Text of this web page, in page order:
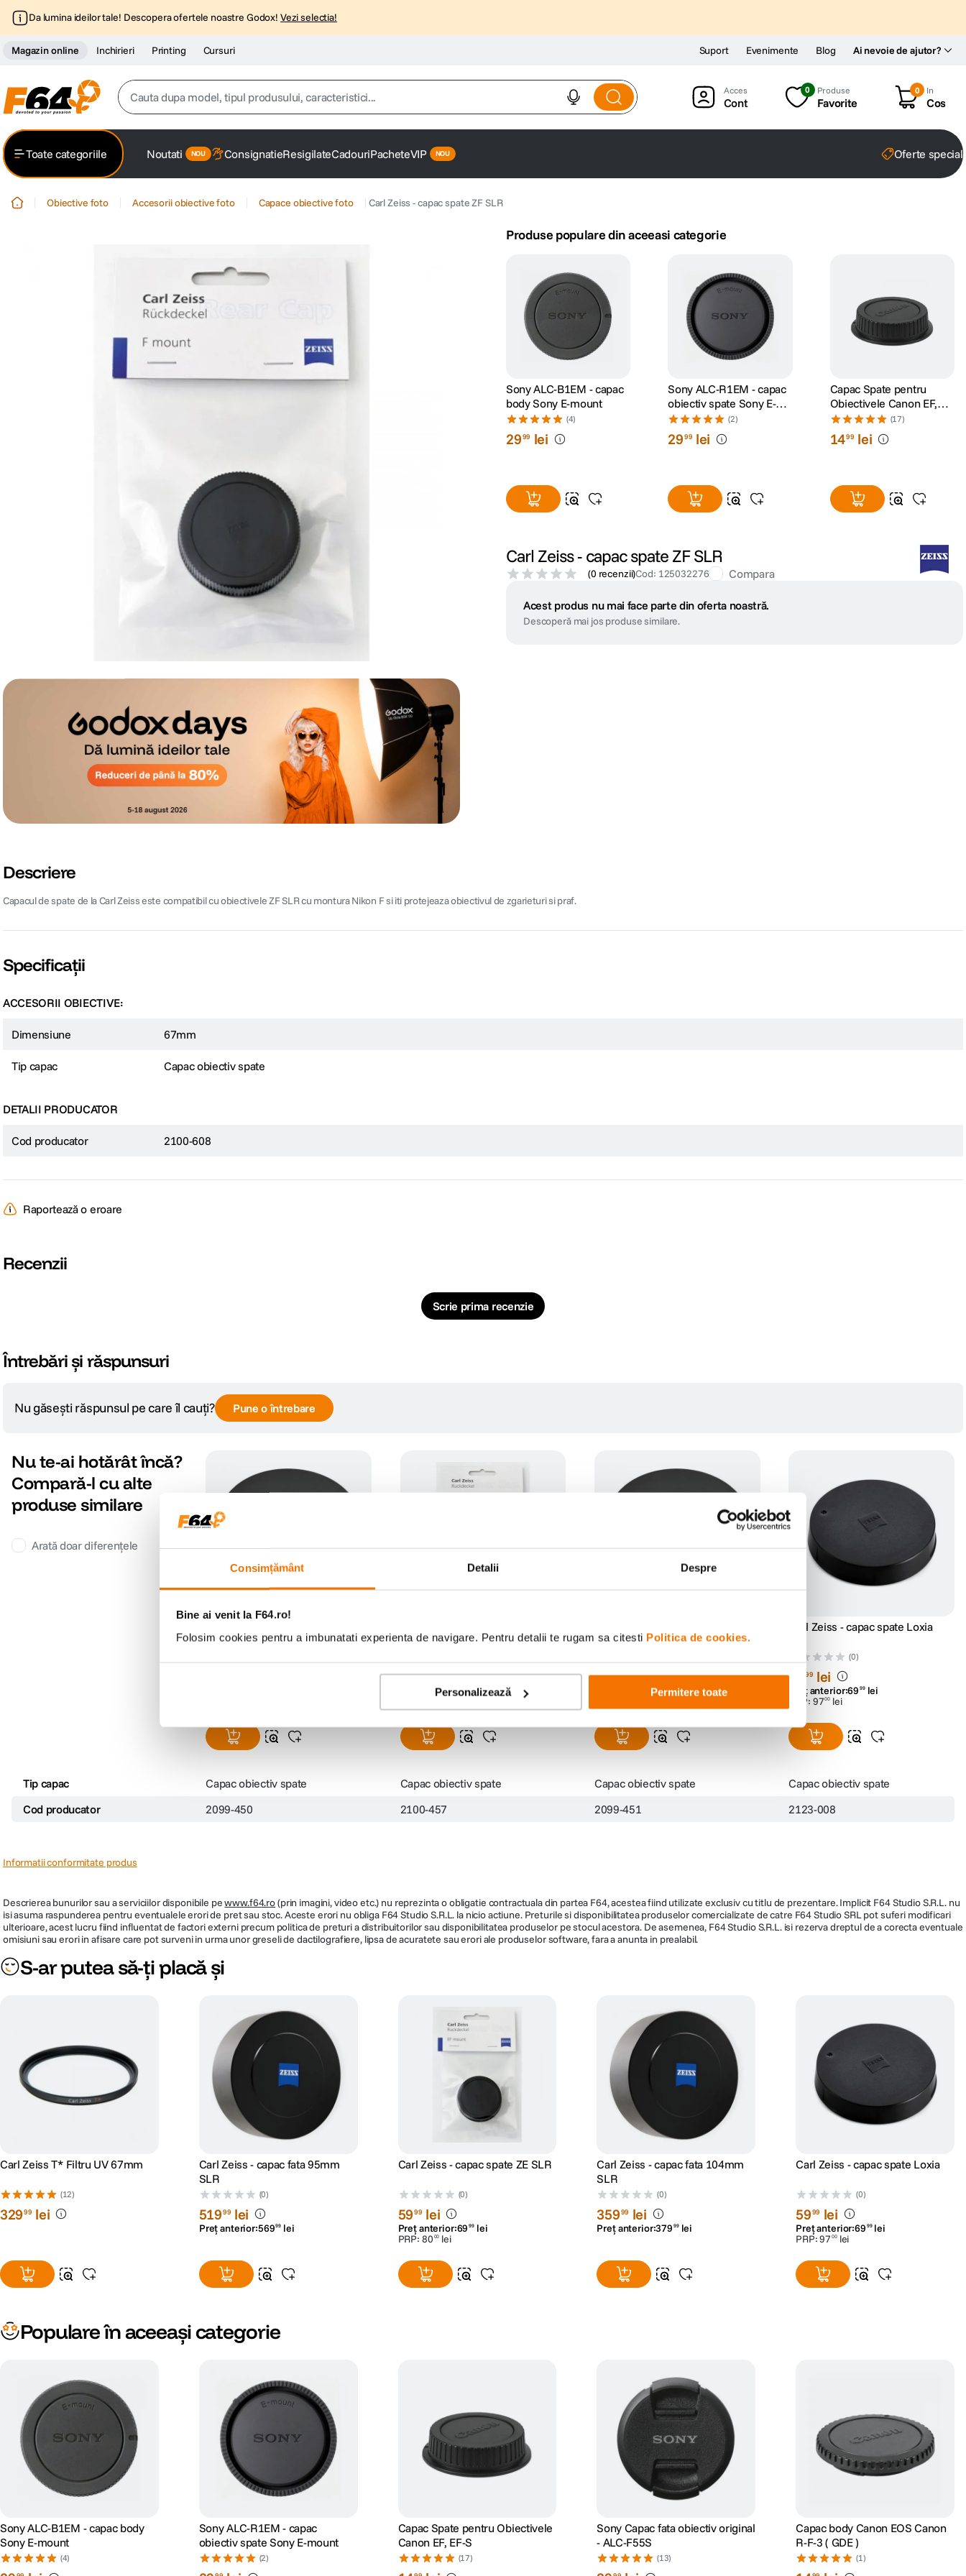
Consimțământ Detalii Despre
Bine ai venit la F64.ro!
Folosim cookies pentru a imbunatati experienta de navigare. Pentru detalii te rugam sa citesti Politica de cookies.
Personalizează Permitere toate
Da lumina ideilor tale! Descopera ofertele noastre Godox! Vezi selectia!
Magazin online Inchirieri Printing Cursuri Ai nevoie de ajutor?
Suport Evenimente Blog
Cauta dupa model, tipul produsului, caracteristici...
2. trepied
peak design
5. canon sx740 hs
6. lavaliera
7. card memorie
insta 360
Cont
0 Produse
Favorite
0 In
Cos
Toate categoriile Noutati ConsignatieResigilateCadouriPacheteVIP Oferte
Obiective foto Accesorii obiective foto Capace obiective foto Carl Zeiss - capac spate ZF SLR
Produse populare din aceeasi categorie
Sony ALC-B1EM - capac
body Sony E-mount
(4)
2999 lei
Sony ALC-R1EM - capac
obiectiv spate Sony E-
mount
(2)
2999 lei
Capac Spate pentru
Obiectivele Canon EF,
EF-S
(17)
1499 lei
Carl Zeiss - capac spate ZF SLR
(0 recenzii)Cod: 125032276 Compara
Acest produs nu mai face parte din oferta noastră.
Descoperă mai jos produse similare.
Descriere
Capacul de spate de la Carl Zeiss este compatibil cu obiectivele ZF SLR cu montura Nikon F si iti protejeaza obiectivul de zgarieturi si praf.
Specificații
ACCESORII OBIECTIVE:
Dimensiune 67mm
Tip capac Capac obiectiv spate
DETALII PRODUCATOR
Cod producator 2100-608
Raportează o eroare
Recenzii
Scrie prima recenzie
Întrebări și răspunsuri
Nu găsești răspunsul pe care îl cauți? Pune o întrebare
Nu te-ai hotărât încă?
Compară-l cu alte
produse similare
Arată doar diferențele
5999 lei
Preț anterior:69
lei
5999 lei
Preț anterior:69
lei
Carl Zeiss - capac spate Loxia
(0)
59 99 lei
Preț anterior:69 99 lei
PRP: 9700 lei
Tip capac Capac obiectiv spate Capac obiectiv spate Capac obiectiv spate
Capac obiectiv spate
Cod producator
2099-450 2100-457 2099-451 2123-008
Informatii conformitate produs
Descrierea bunurilor sau a serviciilor disponibile pewww.f64.ro(prin imagini, video etc.) nu reprezinta o obligatie contractuala din partea F64, acestea fiind utilizate exclusiv cu titlu de prezentare. Implicit F64 Studio S.R.L. nu
isi asuma raspunderea pentru eventualele erori de pret sau stoc. Aceste erori nu obliga F64 Studio S.R.L. la nicio actiune. Preturile si disponibilitatea produselor comercializate de catre F64 Studio SRL pot suferi modificari
ulterioare, acest lucru fiind influentat de factori externi precum politica de preturi a distribuitorilor sau disponibilitatea produselor pe stocul acestora. De asemenea, F64 Studio S.R.L. isi rezerva dreptul de a corecta eventuale
omisiuni sau erori in afisare care pot surveni in urma unor greseli de dactilografiere, lipsa de acuratete sau erori ale produselor software, fara a anunta in prealabil.
S-ar putea să-ți placă și
Carl Zeiss T* Filtru UV 67mm
(12)
32999 lei
Carl Zeiss - capac fata 95mm
SLR
(0)
51999 lei
Preț anterior:56999 lei
Carl Zeiss - capac spate ZE SLR
(0)
5999 lei
Preț anterior:69 99 lei
PRP: 80 00 lei
Carl Zeiss - capac fata 104mm
SLR
(0)
35999 lei
Preț anterior:379 99 lei
Carl Zeiss - capac spate Loxia
(0)
5999 lei
Preț anterior:69 99 lei
PRP:97 00 lei
Populare în aceeași categorie
Sony ALC-B1EM - capac body
Sony E-mount
(4)
Sony ALC-R1EM - capac
obiectiv spate Sony E-mount
(2)
Capac Spate pentru Obiectivele
Canon EF, EF-S
(17)
Sony Capac fata obiectiv original
- ALC-F55S
(13)
Capac body Canon EOS Canon
R-F-3 ( GDE )
(1)